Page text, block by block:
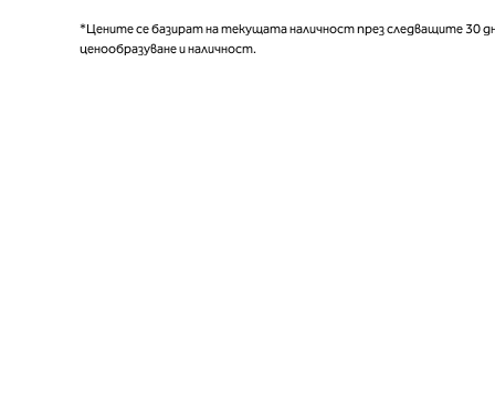
*Цените се базират на текущата наличност през следващите 30
ценообразуване и наличност.